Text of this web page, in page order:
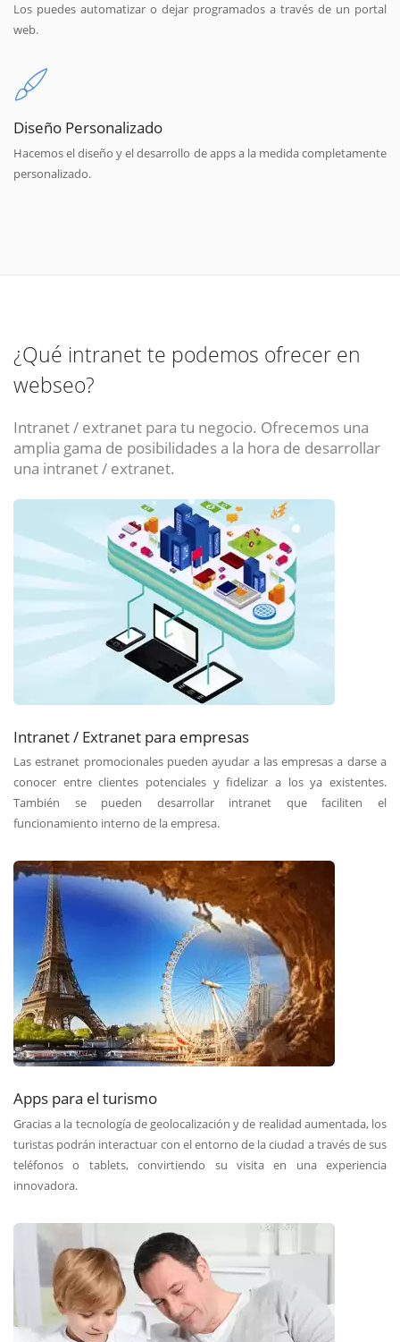
Los puedes automatizar o dejar programados a través de un portal
web.
Diseño Personalizado
Hacemos el diseño y el desarrollo de apps a la medida completamente
personalizado.
¿Qué intranet te podemos ofrecer en
webseo?
Intranet / extranet para tu negocio. Ofrecemos una
amplia gama de posibilidades a la hora de desarrollar
una intranet / extranet.
Intranet / Extranet para empresas
Las estranet promocionales pueden ayudar a las empresas a darse a
conocer entre clientes potenciales y fidelizar a los ya existentes.
También se pueden desarrollar intranet que faciliten el
funcionamiento interno de la empresa.
Apps para el turismo
Gracias a la tecnología de geolocalización y de realidad aumentada, los
turistas podrán interactuar con el entorno de la ciudad a través de sus
teléfonos o tablets, convirtiendo su visita en una experiencia
innovadora.